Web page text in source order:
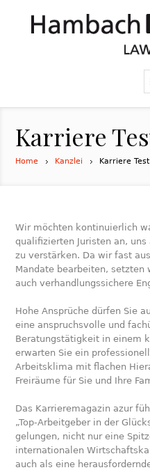
Karriere
Home Kanzlei Karriere Test
Wir möchten kontinuierlich
qualifizierten Juristen an,
zu verstärken. Da wir fast
Mandate bearbeiten, setzten
auch verhandlungssichere
Hohe Ansprüche dürfen Sie
eine anspruchsvolle und
Beratungstätigkeit in einem
erwarten Sie ein
Arbeitsklima mit flachen
Freiräume für Sie und Ihre
Das Karrieremagazin azur
„Top-Arbeitgeber in der
gelungen, nicht nur eine
internationalen
auch als eine